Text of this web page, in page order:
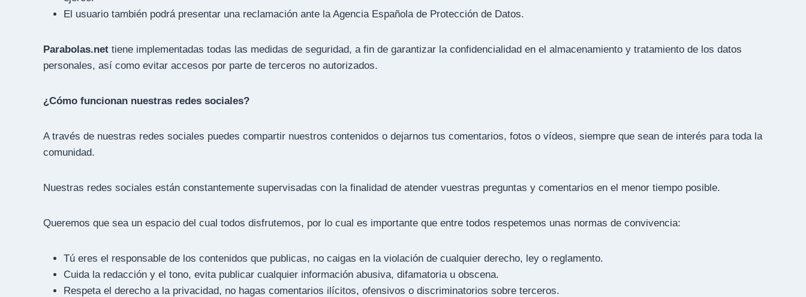
El usuario también podrá presentar una reclamación ante la Agencia Española de Protección de Datos.
Parabolas.net tiene implementadas todas las medidas de seguridad, a fin de garantizar la confidencialidad en el almacenamiento y tratamiento de los datos
personales, así como evitar accesos por parte de terceros no autorizados.
¿Cómo funcionan nuestras redes sociales?
A través de nuestras redes sociales puedes compartir nuestros contenidos o dejarnos tus comentarios, fotos o vídeos, siempre que sean de interés para toda la
comunidad.
Nuestras redes sociales están constantemente supervisadas con la finalidad de atender vuestras preguntas y comentarios en el menor tiempo posible.
Queremos que sea un espacio del cual todos disfrutemos, por lo cual es importante que entre todos respetemos unas normas de convivencia:
Tú eres el responsable de los contenidos que publicas, no caigas en la violación de cualquier derecho, ley o reglamento.
Cuida la redacción y el tono, evita publicar cualquier información abusiva, difamatoria u obscena.
Respeta el derecho a la privacidad, no hagas comentarios ilícitos, ofensivos o discriminatorios sobre terceros.